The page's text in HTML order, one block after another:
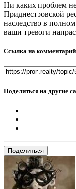
Ни каких проблем не
Приднестровской
наследство в
ваши тревоги
Ссылка на комментарий
Поделиться на другие
Поделиться